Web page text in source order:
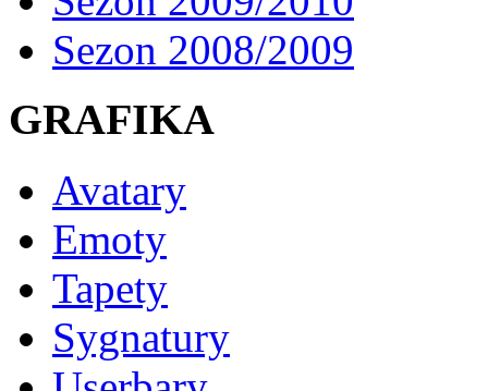
Sezon 2008/2009
GRAFIKA
Avatary
Emoty
Tapety
Sygnatury